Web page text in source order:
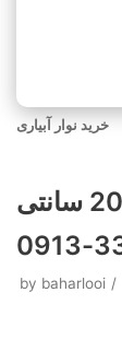
خرید نوار آبیاری
نوار آبیاری بومهن خرید اینترنتی 20 سانتی
by baharlooi